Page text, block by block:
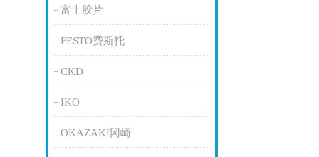
富士胶片
FESTO费斯托
CKD
IKO
OKAZAKI冈崎